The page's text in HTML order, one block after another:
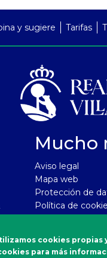
y sugiere Tarifas
Mucho
Aviso legal
Mapa web
Protección de
Política de
Soporte de
cookies
para más